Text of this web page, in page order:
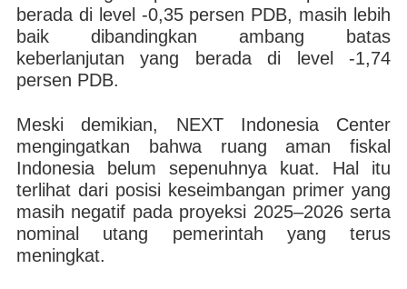
berada di level -0,35 persen PDB, masih lebih
baik dibandingkan ambang batas
keberlanjutan yang berada di level -1,74
persen PDB.
Meski demikian, NEXT Indonesia Center
mengingatkan bahwa ruang aman fiskal
Indonesia belum sepenuhnya kuat. Hal itu
terlihat dari posisi keseimbangan primer yang
masih negatif pada proyeksi 2025–2026 serta
nominal utang pemerintah yang terus
meningkat.